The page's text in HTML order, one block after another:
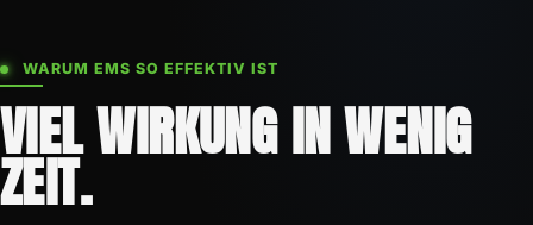
WARUM EMS SO EFFEKTIV IST
VIEL WIRKUNG IN WENIG
ZEIT.